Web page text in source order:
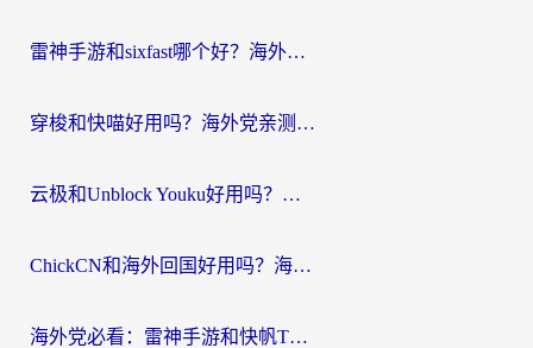
雷神手游和sixfast哪个好？海外党亲测3款回国加速器，教你选对不踩坑
穿梭和快喵好用吗？海外党亲测：小众加速器对比+番茄加速器深度体验
云极和Unblock Youku好用吗？海外党亲测+2026回国加速器避坑指南
ChickCN和海外回国好用吗？海外党2026亲测：从手游到影音，选对加速器的3个关键
海外党必看：雷神手游和快帆TV版好用吗？3步选对回国加速器不踩坑